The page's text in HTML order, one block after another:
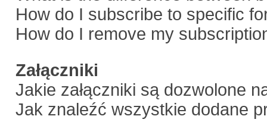
How do I subscribe to specific
How do I remove my
Załączniki
Jakie załączniki są dozwolone
Jak znaleźć wszystkie dodane